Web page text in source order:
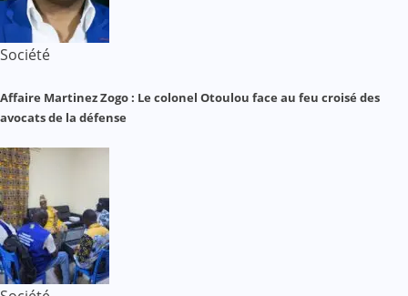
Société
Affaire Martinez Zogo : Le colonel Otoulou face au feu croisé des
avocats de la défense